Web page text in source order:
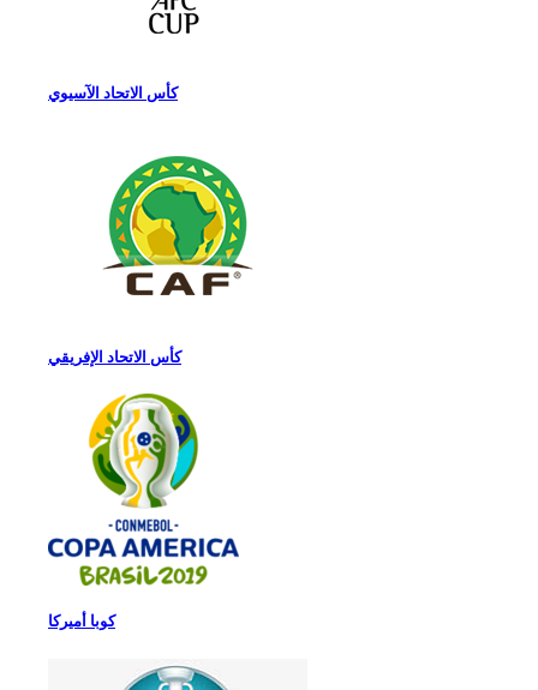
كأس الاتحاد الآسيوي
كأس الاتحاد الإفريقي
كوبا أميركا